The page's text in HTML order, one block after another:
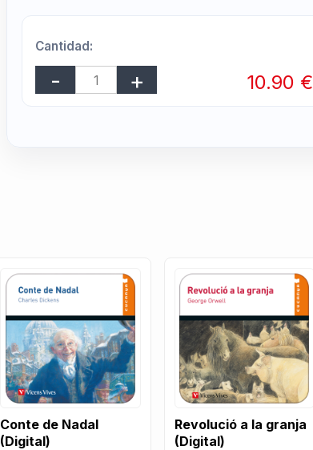
Cantidad:
10.90 €
Conte de Nadal
(Digital)
Revolució a la granja
(Digital)